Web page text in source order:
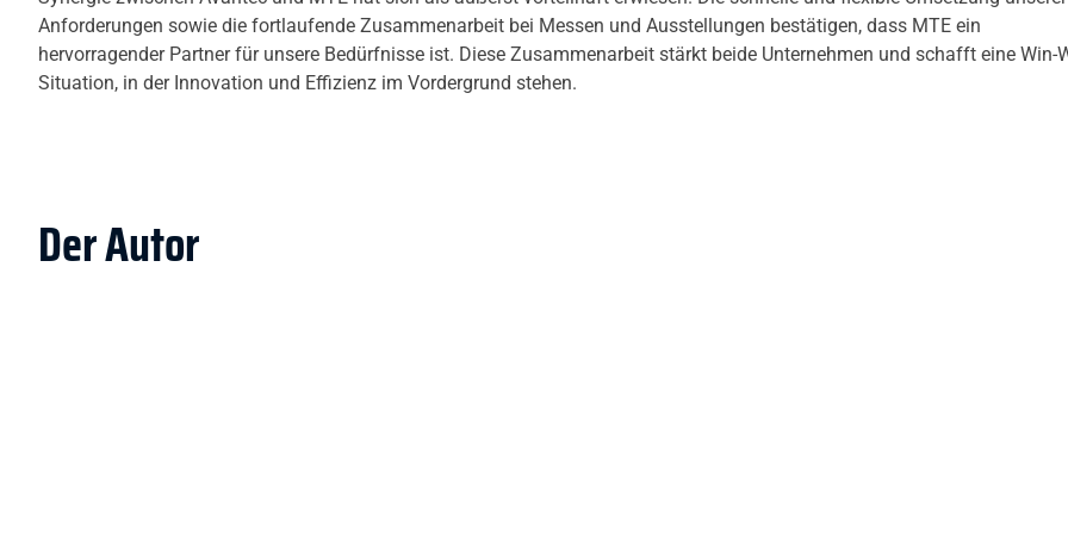
Anforderungen sowie die fortlaufende Zusammenarbeit bei Messen und Ausstellungen bestätigen, dass MTE ein
hervorragender Partner für unsere Bedürfnisse ist. Diese Zusammenarbeit stärkt beide Unternehmen und schafft eine Win-
Situation, in der Innovation und Effizienz im Vordergrund stehen.
Der Autor